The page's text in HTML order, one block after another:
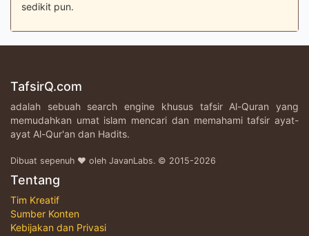
sedikit pun.
TafsirQ.com
adalah sebuah search engine khusus tafsir Al-Quran yang
memudahkan umat islam mencari dan memahami tafsir ayat-
ayat Al-Qur'an dan Hadits.
Dibuat sepenuh ♥ oleh JavanLabs. © 2015-2026
Tentang
Tim Kreatif
Sumber Konten
Kebijakan dan Privasi